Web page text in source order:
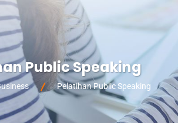
Public Speaking
Pelatihan Public Speaking